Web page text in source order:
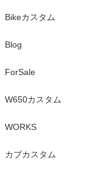
Bikeカスタム
Blog
ForSale
W650カスタム
WORKS
カブカスタム